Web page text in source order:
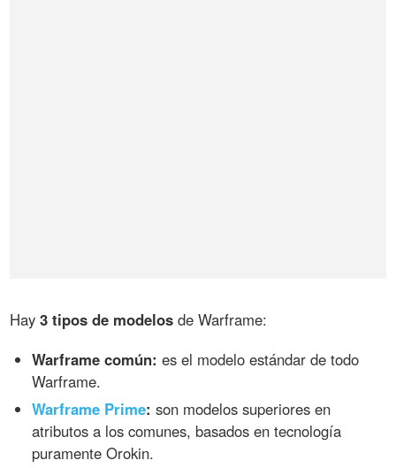
Hay3 tipos de modelos de Warframe:
Warframe común: es el modelo estándar de todo
Warframe.
Warframe Prime: son modelos superiores en
atributos a los comunes, basados en tecnología
puramente Orokin.